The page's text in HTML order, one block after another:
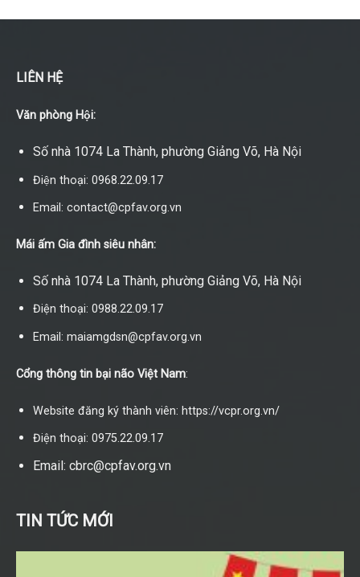
LIÊN HỆ
Văn phòng Hội:
Số nhà 1074 La Thành, phường Giảng Võ, Hà Nội
Điện thoại: 0968.22.09.17
Email: contact@cpfav.org.vn
Mái ấm Gia đình siêu nhân:
Số nhà 1074 La Thành, phường Giảng Võ, Hà Nội
Điện thoại: 0988.22.09.17
Email: maiamgdsn@cpfav.org.vn
Cổng thông tin bại não Việt Nam:
Website đăng ký thành viên: https://vcpr.org.vn/
Điện thoại: 0975.22.09.17
Email: cbrc@cpfav.org.vn
TIN TỨC MỚI